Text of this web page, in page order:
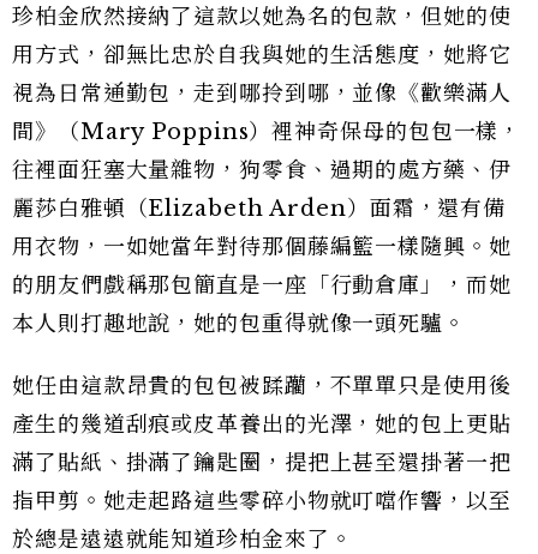
珍柏金欣然接納了這款以她為名的包款，但她的使
用方式，卻無比忠於自我與她的生活態度，她將它
視為日常通勤包，走到哪拎到哪，並像《歡樂滿人
間》（Mary Poppins）裡神奇保母的包包一樣，
往裡面狂塞大量雜物，狗零食、過期的處方藥、伊
麗莎白雅頓（Elizabeth Arden）面霜，還有備
用衣物，一如她當年對待那個藤編籃一樣隨興。她
的朋友們戲稱那包簡直是一座「行動倉庫」，而她
本人則打趣地說，她的包重得就像一頭死驢。
她任由這款昂貴的包包被蹂躪，不單單只是使用後
產生的幾道刮痕或皮革養出的光澤，她的包上更貼
滿了貼紙、掛滿了鑰匙圈，提把上甚至還掛著一把
指甲剪。她走起路這些零碎小物就叮噹作響，以至
於總是遠遠就能知道珍柏金來了。